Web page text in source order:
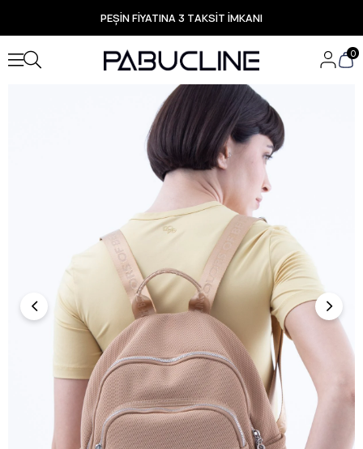
PEŞİN FİYATINA 3 TAKSİT İMKANI
Yeni Sezon Ürünlerde Özel Fırsatlar
Seçili Ürünlerde Hızlı Teslimat
0